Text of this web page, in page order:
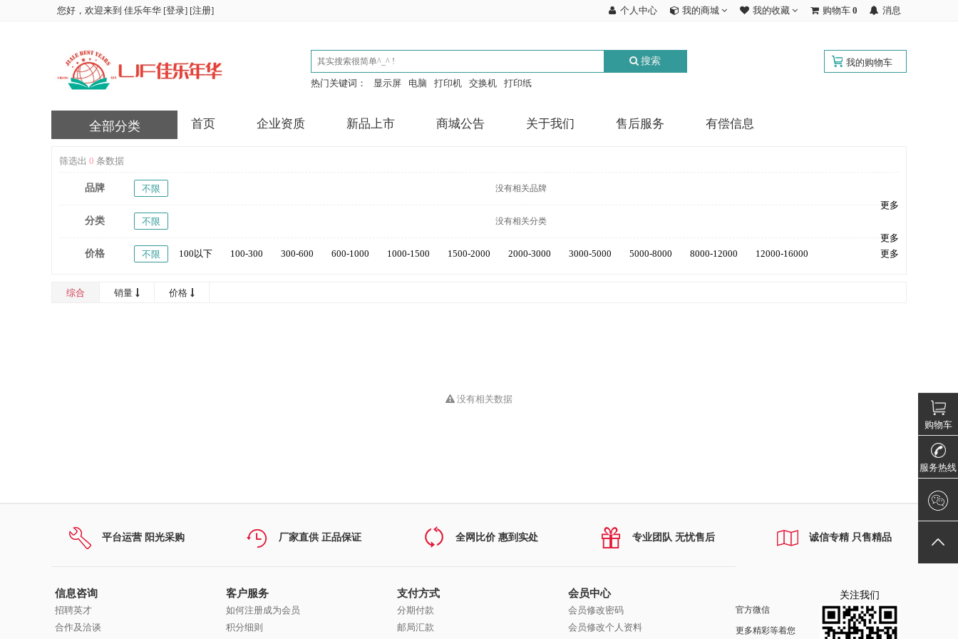
您好，欢迎来到 佳乐年华 [登录] [注册] 个人中心 我的商城 我的收藏 购物车 0 消息
搜索
热门关键词： 显示屏 电脑 打印机 交换机 打印纸
我的购物车
首页 企业资质 新品上市 商城公告 关于我们 售后服务 有偿信息
全部分类
筛选出 0 条数据
品牌 不限 没有相关品牌
更多
分类
不限 没有相关分类
更多
价格
不限 100以下 100-300 300-600 600-1000 1000-1500 1500-2000 2000-3000 3000-5000 5000-8000 8000-12000
12000-16000
更多
综合 销量 价格
没有相关数据
平台运营 阳光采购 厂家直供 正品保证 全网比价 惠到实处 专业团队 无忧售后 诚信专精 只售精品
信息咨询
招聘英才
合作及洽谈
客户服务
如何注册成为会员
积分细则
支付方式
分期付款
邮局汇款
会员中心
会员修改密码
会员修改个人资料
官方微信
更多精彩等着您
关注我们
购物车
服务热线